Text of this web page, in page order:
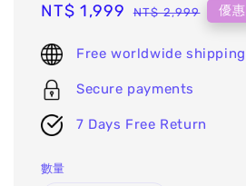
Sale
NT$ 1,999 Regular
NT$ 2,999 優惠
Free worldwide shipping
Secure payments
7 Days Free Return
數量